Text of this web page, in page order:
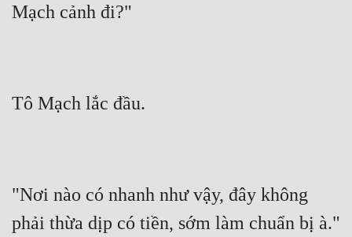
Mạch cảnh đi?"
Tô Mạch lắc đầu.
"Nơi nào có nhanh như vậy, đây không
phải thừa dịp có tiền, sớm làm chuẩn bị à."